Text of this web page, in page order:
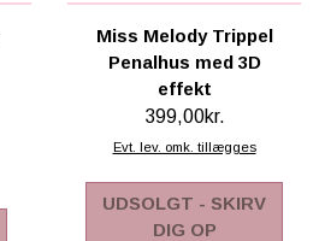
Miss Melody Trippel
Penalhus med 3D
effekt
399,00kr.
Evt. lev. omk. tillægges
UDSOLGT - SKIRV
DIG OP